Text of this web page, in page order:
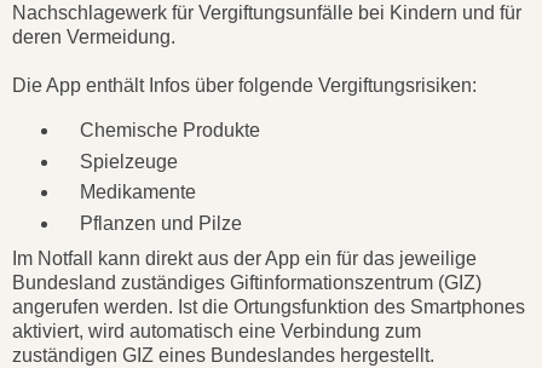
Nachschlagewerk für Vergiftungsunfälle bei Kindern und für
deren Vermeidung.
Die App enthält Infos über folgende Vergiftungsrisiken:
Chemische Produkte
Spielzeuge
Medikamente
Pflanzen und Pilze
Im Notfall kann direkt aus der App ein für das jeweilige
Bundesland zuständiges Giftinformationszentrum (GIZ)
angerufen werden. Ist die Ortungsfunktion des Smartphones
aktiviert, wird automatisch eine Verbindung zum
zuständigen GIZ eines Bundeslandes hergestellt.